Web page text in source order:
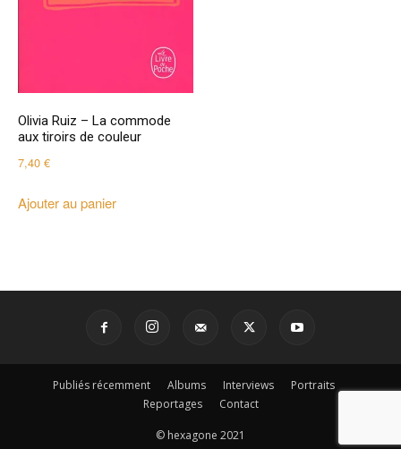
Olivia Ruiz – La commode
aux tiroirs de couleur
7,40 €
Ajouter au panier
Publiés récemment Albums Interviews
Portraits
Reportages
Contact
© hexagone 2021